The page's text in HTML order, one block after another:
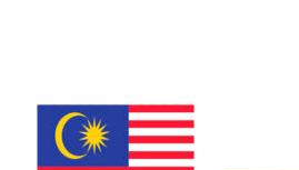
Tigo Guatemala